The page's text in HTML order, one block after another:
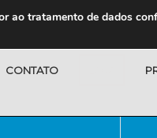
CONTATO
ao tratamento de dados